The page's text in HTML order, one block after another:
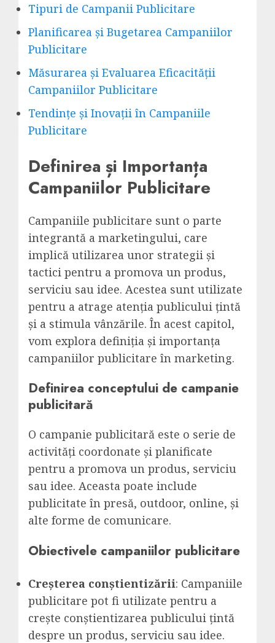
Tipuri de Campanii Publicitare
Planificarea și Bugetarea Campaniilor
Publicitare
Măsurarea și Evaluarea Eficacității
Campaniilor Publicitare
Tendințe și Inovații în Campaniile
Publicitare
Definirea și Importanța
Campaniilor Publicitare
Campaniile publicitare sunt o parte
integrantă a marketingului, care
implică utilizarea unor strategii și
tactici pentru a promova un produs,
serviciu sau idee. Acestea sunt utilizate
pentru a atrage atenția publicului țintă
și a stimula vânzările. În acest capitol,
vom explora definiția și importanța
campaniilor publicitare în marketing.
Definirea conceptului de campanie
publicitară
O campanie publicitară este o serie de
activități coordonate și planificate
pentru a promova un produs, serviciu
sau idee. Aceasta poate include
publicitate în presă, outdoor, online, și
alte forme de comunicare.
Obiectivele campaniilor publicitare
Creșterea conștientizării: Campaniile
publicitare pot fi utilizate pentru a
crește conștientizarea publicului țintă
despre un produs, serviciu sau idee.